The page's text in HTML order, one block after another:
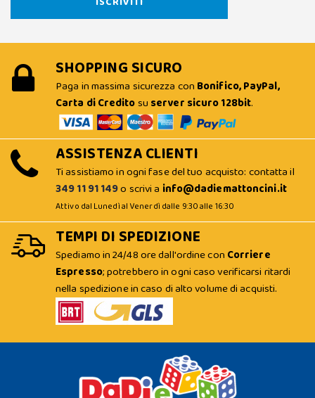
SHOPPING SICURO
Paga in massima sicurezza con Bonifico, PayPal,
Carta di Creditosu server sicuro 128bit.
ASSISTENZA CLIENTI
Ti assistiamo in ogni fase del tuo acquisto: contatta il
349 11 91 149o scrivi a info@dadiemattoncini.it
Attivo dal Lunedì al Venerdì dalle 9:30 alle 16:30
TEMPI DI SPEDIZIONE
Spediamo in 24/48 ore dall'ordine con Corriere
Espresso; potrebbero in ogni caso verificarsi ritardi
nella spedizione in caso di alto volume di acquisti.